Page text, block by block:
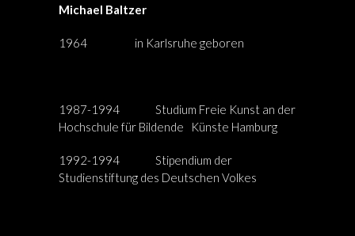
Michael Baltzer
1964 in Karlsruhe geboren
1987-1994 Studium Freie Kunst an der
Hochschule für Bildende Künste Hamburg
1992-1994 Stipendium der
Studienstiftung des Deutschen Volkes